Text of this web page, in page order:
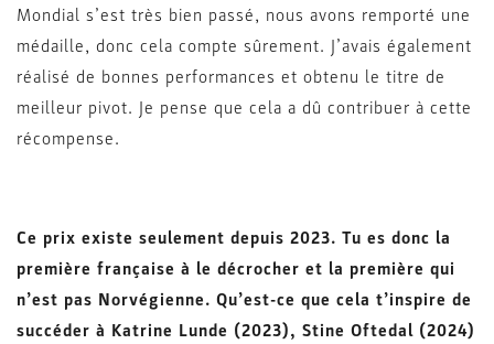
Mondial s’est très bien passé, nous avons remporté une
médaille, donc cela compte sûrement. J’avais également
réalisé de bonnes performances et obtenu le titre de
meilleur pivot. Je pense que cela a dû contribuer à cette
récompense.
Ce prix existe seulement depuis 2023. Tu es donc la
première française à le décrocher et la première qui
n’est pas Norvégienne. Qu’est-ce que cela t’inspire de
succéder à Katrine Lunde (2023), Stine Oftedal (2024)